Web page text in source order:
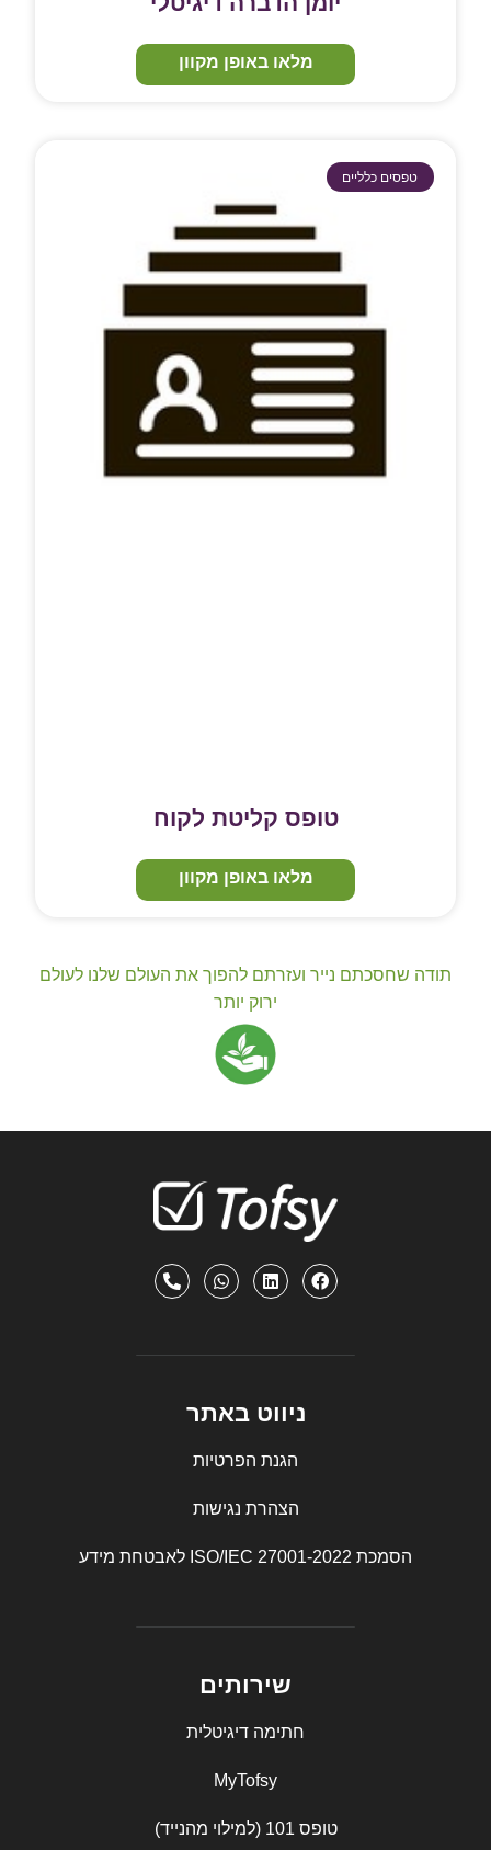
מלאו באופן מקוון
טפסים כלליים
טופס קליטת לקוח
מלאו באופן מקוון
תודה שחסכתם נייר ועזרתם להפוך את העולם שלנו לעולם
ירוק יותר
ניווט באתר
הגנת הפרטיות
הצהרת נגישות
הסמכת ISO/IEC 27001-2022 לאבטחת מידע
שירותים
חתימה דיגיטלית
MyTofsy
טופס 101 (למילוי מהנייד)